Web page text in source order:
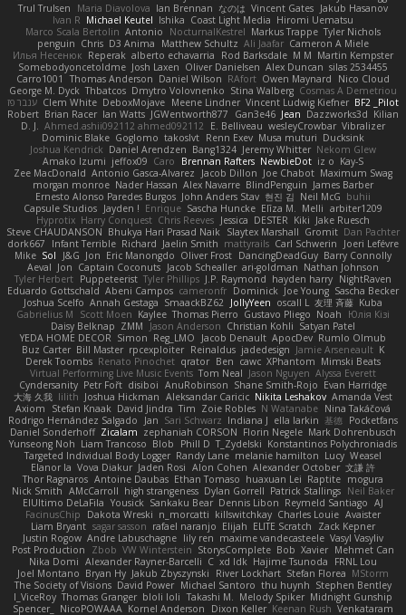
Trul Trulsen
Maria Diavolova Ian Brennan なのは Vincent Gates Jakub Hasanov
Ivan R Michael Keutel Ishika Coast Light Media Hiromi Uematsu
Marco Scala Bertolin Antonio NocturnalKestrel Markus Trappe Tyler Nichols
penguin Chris D3 Anima Matthew Schultz Ali Jaafar Cameron A Miele
Илья Несенюк Reperak alberto echavarria Rod Barksdale M M Martin Kempster
Somebodyoncetoldme Josh Laxen Oliver Danielsen Alex Duncan silas 2534455
Carro1001
Thomas Anderson Daniel Wilson RAfort Owen Maynard
Nico Cloud
George M. Dyck Thbatcos Dmytro Volovnenko Stina Walberg Cosmas A Demetriou
ענבר פז Clem White DeboxMojave Meene Lindner Vincent Ludwig Kiefner BF2 _Pilot
Robert Brian Racer Ian Watts JGWentworth877 Gan3e46 Jean Dazzworks3d Kilian
D. J.
Ahmed.ashii092112 ahmed092112 E. Belliveau wesleyCrowbar Vibralizer
Dominic Blake Goglomo takoslvt Renn Exev Musa muturi Ducksink
Joshua Kendrick Daniel Arendzen Bang1324 Jeremy Whitter Nekom Glew
Amako Izumi jeffox09 Caro Brennan Rafters NewbieDot iz o Kay-S
Zee MacDonald Antonio Gasca-Alvarez Jacob Dillon Joe Chabot Maximum Swag
morgan monroe Nader Hassan Alex Navarre BlindPenguin James Barber
Ernesto Alonso Paredes Burgos John Anders Stav 현진 김 Neil McG buhii
Capsule Studios Jayden ! Enrique Sascha Huncke Elīza M. Melli arbiter1209
Hyprotix Harry Conquest Chris Reeves Jessica DESTER Kiki Jake Ruesch
Steve CHAUDANSON Bhukya Hari Prasad Naik Slaytex Marshall Gromit Dan Pachter
dork667
Infant Terrible Richard Jaelin Smith mattyrails Carl Schwerin
Joeri Lefévre
Mike Sol J&G Jon Eric Manongdo Oliver Frost DancingDeadGuy Barry Connolly
Aeval Jon Captain Coconuts Jacob Schealler ari-goldman Nathan Johnson
Tyler Herbert Puppeteerist Tyler Phillips J.P. Raymond hayden harry NightRaven
Eduardo Gottschald Abeni Campos cameronfr Dominick Joe Young Sascha Becker
Joshua Scelfo Annah Gestaga SmaackBZ62 JollyYeen oscall L 友理 斉藤 Kuba
Gabrielius M
Scott Moen Kaylee Thomas Pierro Gustavo Pliego Noah
Юлія Кізі
Daisy Belknap ZMM Jason Anderson Christian Kohli Satyan Patel
YEDA HOME DECOR Simon Reg_LMO Jacob Denault ApocDev Rumlo Olmub
Buz Carter Bill Master rpcexploiter Reinaldus jadedesign Jamie Arseneault K
Derek Toombs Renato Pinochet qrator Ben cawc XPhantom Mimski Beats
Virtual Performing Live Music Events Tom Neal Jason Nguyen Alyssa Everett
Cyndersanity Petr Fořt disiboi AnuRobinson Shane Smith-Rojo Evan Harridge
大海 久我 lilith Joshua Hickman Aleksandar Caricic Nikita Leshakov Amanda Vest
Axiom
Stefan Knaak David Jindra Tim Zoie Robles N Watanabe Nina Takáčová
Rodrigo Hernández Salgado
Jan Sari Schwarz Indiana J ella larkin 基德
Pocketfans
Daniel Sonderhoff Zicalam zephaniah CORSON Florin Negele Mark Dohrenbusch
Yunseong Noh Liam Trancoso Blob Phill D T_Zydelski Konstantinos Polychroniadis
Targeted Individual Body Logger Randy Lane melanie hamilton Lucy Weasel
Elanor la Vova Diakur Jaden Rosi Alon Cohen Alexander October 文謙 許
Thor Ragnaros Antoine Daubas Ethan Tomaso huaxuan Lei Raptite mogura
Nick Smith AMcCarroll high strangeness Dylan Gorrell Patrick Stallings Neil Baker
ElUltimo DeLaFila Yousick Sankaku Bear Dennis Libon Reymeld Santiago AJ
FacinusChip
Dakota Wreski n_morcatti killswitchkay Charles Louie Avaister
Liam Bryant sagar sasson rafael naranjo Elijah ELITE Scratch
Zack Kepner
Justin Rogow Andre Labuschagne lily ren maxime vandecasteele Vasyl Vasyliv
Post Production
Zbob VW Winterstein StorysComplete Bob Xavier Mehmet Can
Nika Domi Alexander Rayner-Barcelli C xd Idk Hajime Tsunoda
FRNL Lou
Joel Montano Bryan Hy Jakub Zbyszynski River Lockhart Stefan Florea MStorm
The Society of Visions David Power Michael Santoro thu huynh Stephen Bentley
I_ViceRoy Thomas Granger bloli loli Takashi M. Melody Spiker Midnight Gunship
Spencer_
NicoPOWAAA Kornel Anderson Dixon Keller Keenan Rush Venkataram